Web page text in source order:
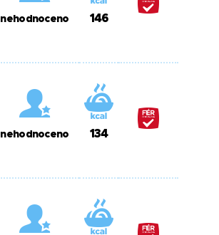
nehodnoceno 146
nehodnoceno 134